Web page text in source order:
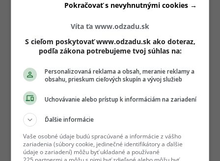
Víta ťa www.odzadu.sk
S cieľom poskytovať www.odzadu.sk ako doteraz,
podľa zákona potrebujeme tvoj súhlas na:
Personalizovaná reklama a obsah, meranie reklamy a
obsahu, prieskum cieľových skupín a vývoj služieb
Uchovávanie alebo prístup k informáciám na zariadení
Ďalšie informácie
Vaše osobné údaje budú spracúvané a informácie z vášho
zariadenia (súbory cookie, jedinečné identifikátory a ďalšie
údaje o zariadení) môžu byť ukladané a používané
Pokračovať s nevyhnutnými cookies →